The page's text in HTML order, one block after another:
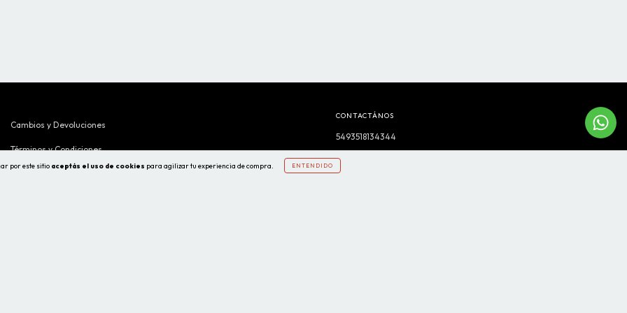
por este sitio aceptás el uso de cookies para agilizar tu experiencia de compra. ENTENDIDO
Cambios y Devoluciones
Términos y Condiciones
CONTACTÁNOS
5493518134344
0351-472772